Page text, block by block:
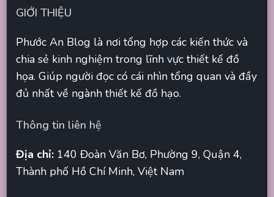
GIỚI THIỆU
Phước An Blog là nơi tổng hợp các kiến thức và
chia sẻ kinh nghiệm trong lĩnh vực thiết kế đồ
họa. Giúp người đọc có cái nhìn tổng quan và đầy
đủ nhất về ngành thiết kế đồ hạo.
Thông tin liên hệ
Địa chỉ: 140 Đoàn Văn Bơ, Phường 9, Quận 4,
Thành phố Hồ Chí Minh, Việt Nam